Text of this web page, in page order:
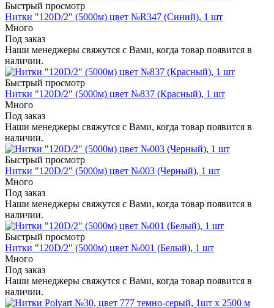
Быстрый просмотр
Нитки "120D/2" (5000м) цвет №R347 (Синий), 1 шт
Много
Под заказ
Наши менеджеры свяжутся с Вами, когда товар появится в
наличии.
Быстрый просмотр
Нитки "120D/2" (5000м) цвет №837 (Красный), 1 шт
Много
Под заказ
Наши менеджеры свяжутся с Вами, когда товар появится в
наличии.
Быстрый просмотр
Нитки "120D/2" (5000м) цвет №003 (Черный), 1 шт
Много
Под заказ
Наши менеджеры свяжутся с Вами, когда товар появится в
наличии.
Быстрый просмотр
Нитки "120D/2" (5000м) цвет №001 (Белый), 1 шт
Много
Под заказ
Наши менеджеры свяжутся с Вами, когда товар появится в
наличии.